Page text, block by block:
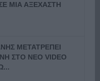
ΜΙΑ ΑΞΕΧΑΣΤΗ
ΜΕΤΑΤΡΕΠΕΙ
ΣΤΟ ΝΕΟ VIDEO